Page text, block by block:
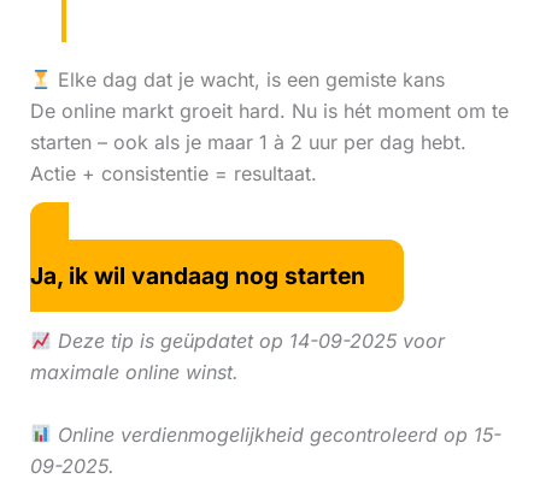
Elke dag dat je wacht, is een gemiste kans
De online markt groeit hard. Nu is hét moment om te
starten – ook als je maar 1 à 2 uur per dag hebt.
Actie + consistentie = resultaat.
Ja, ik wil vandaag nog starten
Deze tip is geüpdatet op 14-09-2025 voor
maximale online winst.
Online verdienmogelijkheid gecontroleerd op 15-
09-2025.